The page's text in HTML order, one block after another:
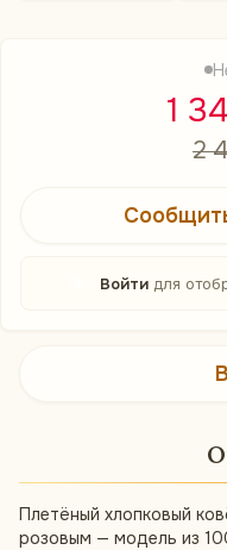
1
2
Войти для
Плетёный хлопковый
розовым — модель из